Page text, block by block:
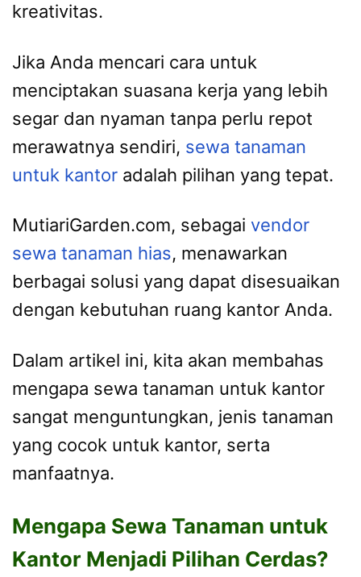
kreativitas.
Jika Anda mencari cara untuk
menciptakan suasana kerja yang lebih
segar dan nyaman tanpa perlu repot
merawatnya sendiri, sewa tanaman
untuk kantor adalah pilihan yang tepat.
MutiariGarden.com, sebagai vendor
sewa tanaman hias, menawarkan
berbagai solusi yang dapat disesuaikan
dengan kebutuhan ruang kantor Anda.
Dalam artikel ini, kita akan membahas
mengapa sewa tanaman untuk kantor
sangat menguntungkan, jenis tanaman
yang cocok untuk kantor, serta
manfaatnya.
Mengapa Sewa Tanaman untuk
Kantor Menjadi Pilihan Cerdas?